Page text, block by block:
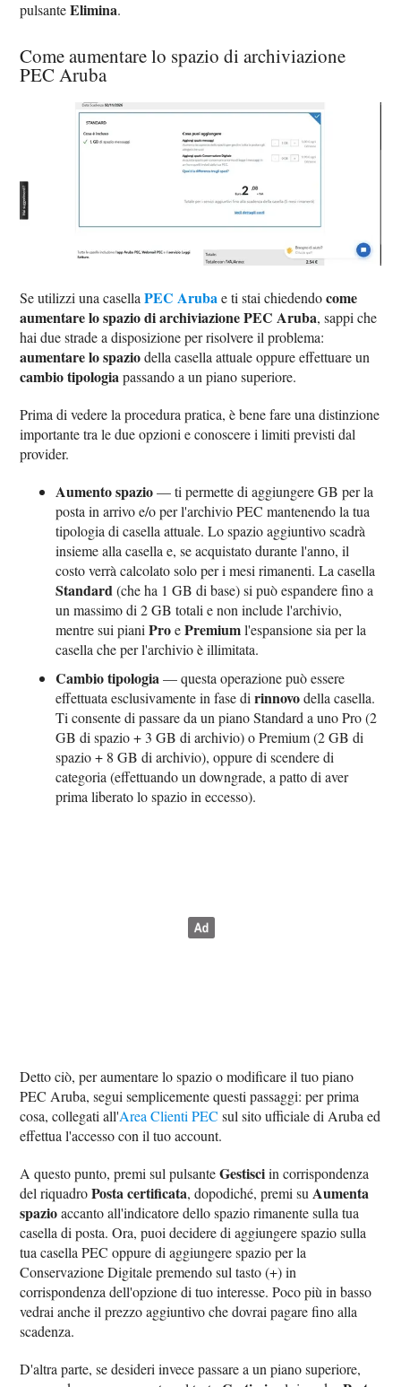
pulsanteElimina.
Come aumentare lo spazio di archiviazione
PEC Aruba
Se utilizzi una casellaPEC Arubae ti stai chiedendocome
aumentare lo spazio di archiviazione PEC Aruba, sappi che
hai due strade a disposizione per risolvere il problema:
aumentare lo spaziodella casella attuale oppure effettuare un
cambio tipologiapassando a un piano superiore.
Prima di vedere la procedura pratica, è bene fare una distinzione
importante tra le due opzioni e conoscere i limiti previsti dal
provider.
Aumento spazio— ti permette di aggiungere GB per la
posta in arrivo e/o per l'archivio PEC mantenendo la tua
tipologia di casella attuale. Lo spazio aggiuntivo scadrà
insieme alla casella e, se acquistato durante l'anno, il
costo verrà calcolato solo per i mesi rimanenti. La casella
Standard(che ha 1 GB di base) si può espandere fino a
un massimo di 2 GB totali e non include l'archivio,
mentre sui pianiProePremiuml'espansione sia per la
casella che per l'archivio è illimitata.
Cambio tipologia— questa operazione può essere
effettuata esclusivamente in fase dirinnovodella casella.
Ti consente di passare da un piano Standard a uno Pro (2
GB di spazio + 3 GB di archivio) o Premium (2 GB di
spazio + 8 GB di archivio), oppure di scendere di
categoria (effettuando un downgrade, a patto di aver
prima liberato lo spazio in eccesso).
Detto ciò, per aumentare lo spazio o modificare il tuo piano
PEC Aruba, segui semplicemente questi passaggi: per prima
cosa, collegati all'Area Clienti PEC sul sito ufficiale di Aruba ed
effettua l'accesso con il tuo account.
A questo punto, premi sul pulsanteGestisciin corrispondenza
del riquadroPosta certificata, dopodiché, premi su Aumenta
spazioaccanto all'indicatore dello spazio rimanente sulla tua
casella di posta. Ora, puoi decidere di aggiungere spazio sulla
tua casella PEC oppure di aggiungere spazio per la
Conservazione Digitale premendo sul tasto (+) in
corrispondenza dell'opzione di tuo interesse. Poco più in basso
vedrai anche il prezzo aggiuntivo che dovrai pagare fino alla
scadenza.
D'altra parte, se desideri invece passare a un piano superiore,